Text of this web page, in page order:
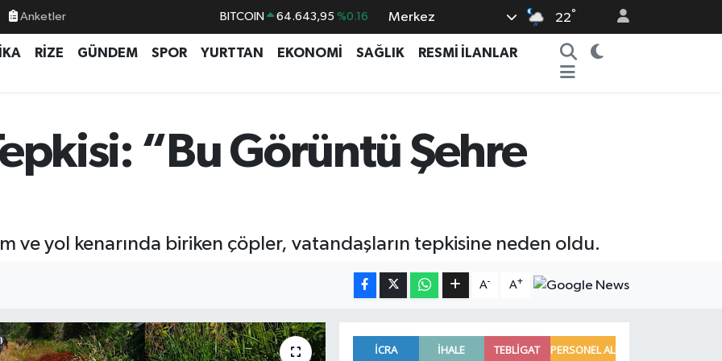
Anketler BITCOIN 64.643,95 %0.16
DOLAR 47,6704 %0
GRAM ALTIN 6500.87
BİST100 13.799 %70
Merkez 22°
RİZE GÜNDEM SPOR YURTTAN EKONOMİ SAĞLIK
RESMİ İLANLAR
“Bu Görüntü Şehre
ve yol kenarında biriken çöpler, vatandaşların tepkisine neden oldu.
A- A+